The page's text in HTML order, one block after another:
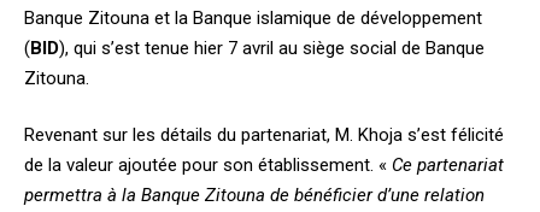
Banque Zitouna et la Banque islamique de développement
(BID), qui s’est tenue hier 7 avril au siège social de Banque
Zitouna.
Revenant sur les détails du partenariat, M. Khoja s’est félicité
de la valeur ajoutée pour son établissement. « Ce partenariat
permettra à la Banque Zitouna de bénéficier d’une relation